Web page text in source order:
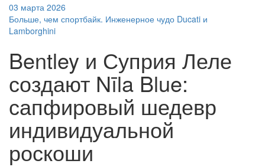
03 марта 2026
Больше, чем спортбайк. Инженерное чудо Ducati и
Lamborghini
Bentley и Суприя Леле
создают Nīla Blue:
сапфировый шедевр
индивидуальной
роскоши